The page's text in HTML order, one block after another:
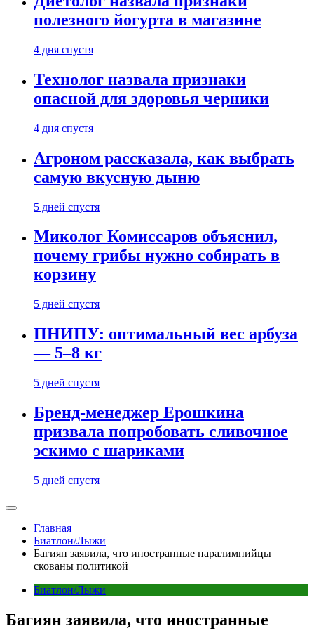
полезного йогурта в магазине
4 дня спустя
Технолог назвала признаки
опасной для здоровья черники
4 дня спустя
Агроном рассказала, как выбрать
самую вкусную дыню
5 дней спустя
Миколог Комиссаров объяснил,
почему грибы нужно собирать в
корзину
5 дней спустя
ПНИПУ: оптимальный вес арбуза
— 5–8 кг
5 дней спустя
Бренд-менеджер Ерошкина
призвала попробовать сливочное
эскимо с шариками
5 дней спустя
Главная
Биатлон/Лыжи
Багиян заявила, что иностранные паралимпийцы
скованы политикой
Биатлон/Лыжи
Багиян заявила, что иностранные